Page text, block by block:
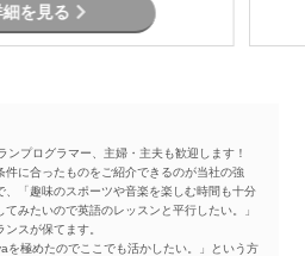
を見る
プログラマー、主婦・主夫も歓迎します！
件に合ったものをご紹介できるのが当社の強
、「趣味のスポーツや音楽を楽しむ時間も十分
みたいので英語のレッスンと平行したい。」
スが保てます。
を極めたのでここでも活かしたい。」という方